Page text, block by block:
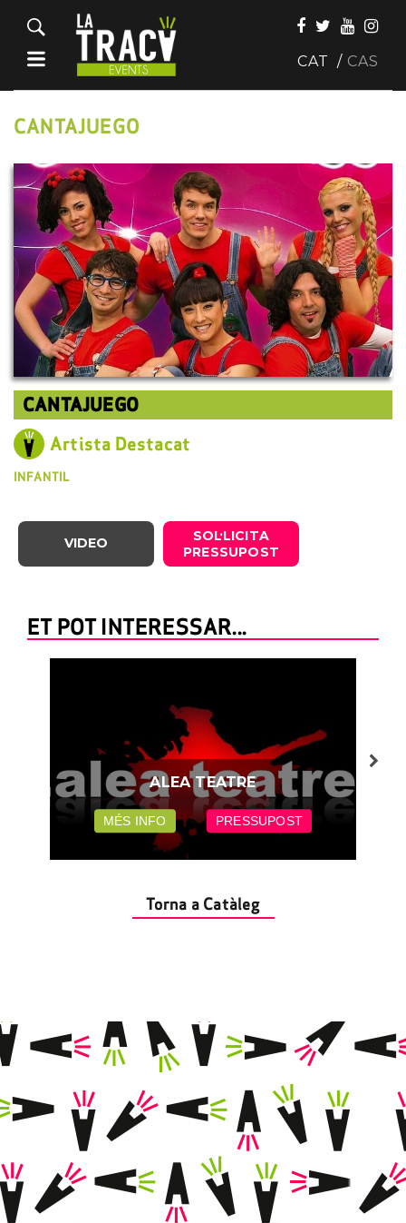
CAT CAS
CANTAJUEGO
CANTAJUEGO
Artista Destacat
INFANTIL
VIDEO
SOL·LICITA
PRESSUPOST
ET POT INTERESSAR...
ALEA TEATRE
MÉS INFO PRESSUPOST
Torna a Catàleg